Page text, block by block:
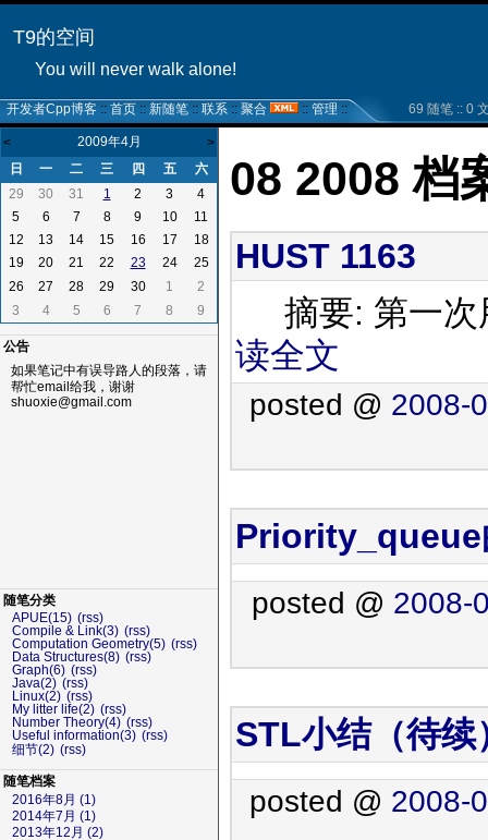
T9的空间
You will never walk alone!
开发者Cpp博客 :: 首页 :: 新随笔 :: 联系 :: 聚合 :: 管理 :: 69 随笔 :: 0
< 2009年4月 >
日 一 二 三 四 五
六
29
30 31 1 2 3
4
5
6 7 8 9 10
11
12
13 14 15 16 17
18
19
20 21 22 23 24
25
26
27 28 29 30 1
2
3
4 5 6 7 8 9
公告
如果笔记中有误导路人的段落，请
帮忙email给我，谢谢
shuoxie@gmail.com
随笔分类
APUE(15) (rss)
Compile & Link(3) (rss)
Computation Geometry(5) (rss)
Data Structures(8) (rss)
Graph(6) (rss)
Java(2) (rss)
Linux(2) (rss)
My litter life(2) (rss)
Number Theory(4) (rss)
Useful information(3) (rss)
细节(2) (rss)
随笔档案
2016年8月 (1)
2014年7月 (1)
2013年12月 (2)
08 2008 档
HUST 1163
摘要: 第一次
读全文
posted @ 2008-
Priority_queue
posted @ 2008-
STL小结（待续
posted @ 2008-